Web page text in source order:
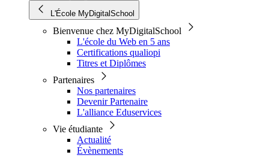
L'École MyDigitalSchool
Bienvenue chez MyDigitalSchool
L'école du Web en 5 ans
Certifications qualiopi
Titres et Diplômes
Partenaires
Nos partenaires
Devenir Partenaire
L'alliance Eduservices
Vie étudiante
Actualité
Évènements